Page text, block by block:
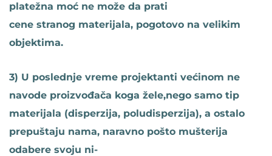
platežna moć ne može da prati
cene stranog materijala, pogotovo na velikim
objektima.
3) U poslednje vreme projektanti većinom ne
navode proizvođača koga žele,nego samo tip
materijala (disperzija, poludisperzija), a ostalo
prepuštaju nama, naravno pošto mušterija
odabere svoju ni-